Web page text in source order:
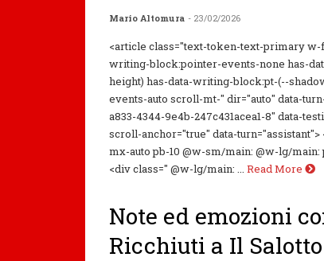
Mario Altomura - 23/02/2026
<article class="text-token-text-primary w-
writing-block:pointer-events-none has-
height) has-data-writing-block:pt-(--
events-auto scroll-mt-" dir="auto" data-
a833-4344-9e4b-247c431acea1-8" data-
scroll-anchor="true" data-
mx-auto pb-10 @w-sm/main: @w-lg/
<div class=" @w-lg/main: ...
Read More
Note ed emozioni
Ricchiuti a Il